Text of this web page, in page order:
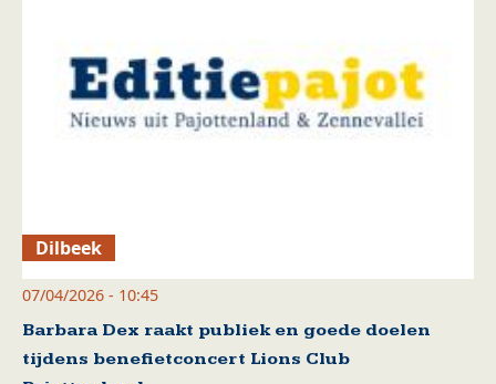
Dilbeek
07/04/2026 - 10:45
Barbara Dex raakt publiek en goede doelen
tijdens benefietconcert Lions Club